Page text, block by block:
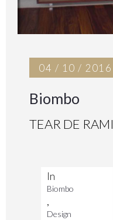
04 / 10 / 2016
Biombo
TEAR DE RAMI
In
Biombo
,
Design